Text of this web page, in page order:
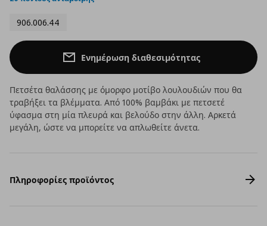
906.006.44
Ενημέρωση διαθεσιμότητας
Πετσέτα θαλάσσης με όμορφο μοτίβο λουλουδιών που θα
τραβήξει τα βλέμματα. Από 100% βαμβάκι με πετσετέ
ύφασμα στη μία πλευρά και βελούδο στην άλλη. Αρκετά
μεγάλη, ώστε να μπορείτε να απλωθείτε άνετα.
Πληροφορίες προϊόντος